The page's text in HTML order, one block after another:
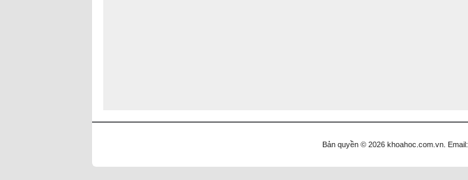
Bản quyền © 2026 khoahoc.com.vn. Email: